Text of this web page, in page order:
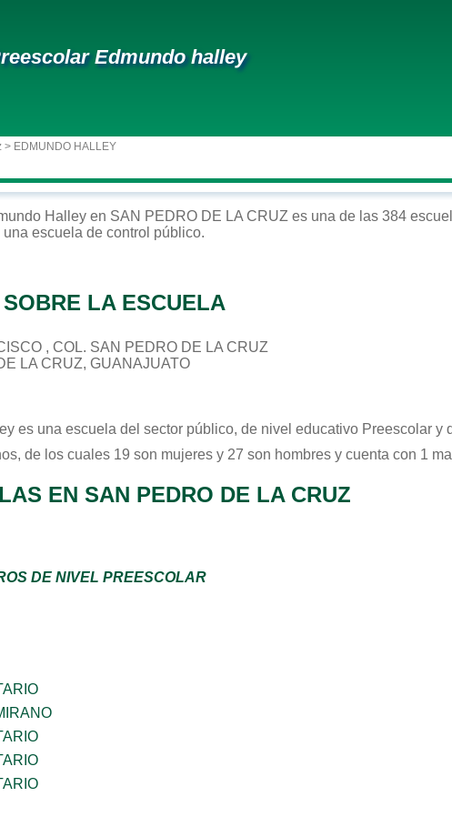
Edmundo halley
> EDMUNDO HALLEY
Halley en SAN PEDRO DE LA CRUZ es una de las 384
una escuela de control público.
LA ESCUELA
, COL. SAN PEDRO DE LA CRUZ
LA CRUZ, GUANAJUATO
es una escuela del sector público, de nivel educativo Preescolar y
de los cuales 19 son mujeres y 27 son hombres y cuenta con 1
EN SAN PEDRO DE LA CRUZ
DE NIVEL PREESCOLAR